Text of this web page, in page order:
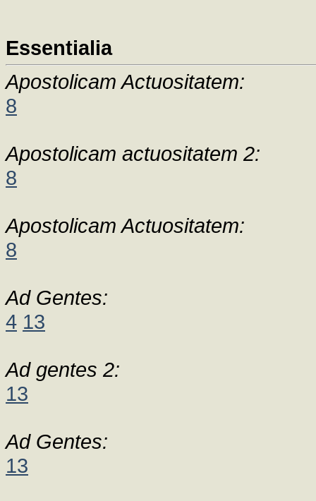
Essentialia
Apostolicam Actuositatem:
8
Apostolicam actuositatem 2:
8
Apostolicam Actuositatem:
8
Ad Gentes:
4 13
Ad gentes 2:
13
Ad Gentes:
13